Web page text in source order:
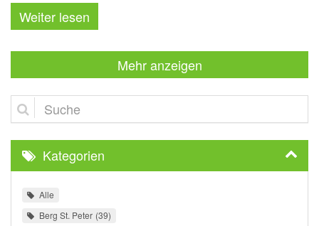
Weiter lesen
Mehr anzeigen
Suche
Kategorien
Alle
Berg St. Peter 39